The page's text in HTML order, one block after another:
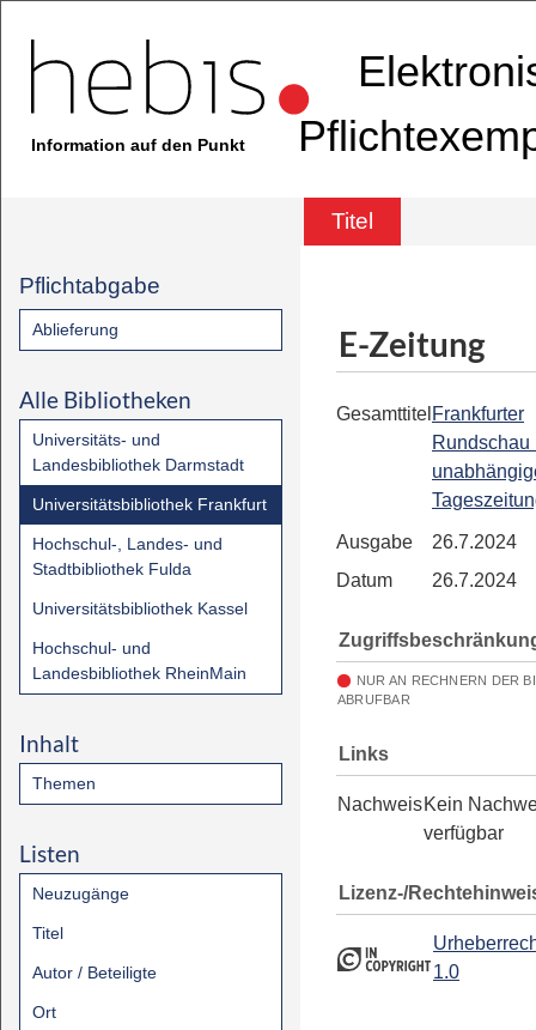
Information auf den Punkt
Titel
Pflichtabgabe
Ablieferung
Alle Bibliotheken
Universitäts- und
Landesbibliothek Darmstadt
Universitätsbibliothek Frankfurt
Hochschul-, Landes- und
Stadtbibliothek Fulda
Universitätsbibliothek Kassel
Hochschul- und
Landesbibliothek RheinMain
Inhalt
Themen
Listen
Neuzugänge
Titel
Autor / Beteiligte
Ort
E-Zeitung
Gesamttitel Frankfurter
Rundschau
Ausgabe
26.7.2024
Datum
26.7.2024
NUR AN RECHNERN DER
ABRUFBAR
Links
NachweisKein
verfügbar
Lizenz-/
1.0